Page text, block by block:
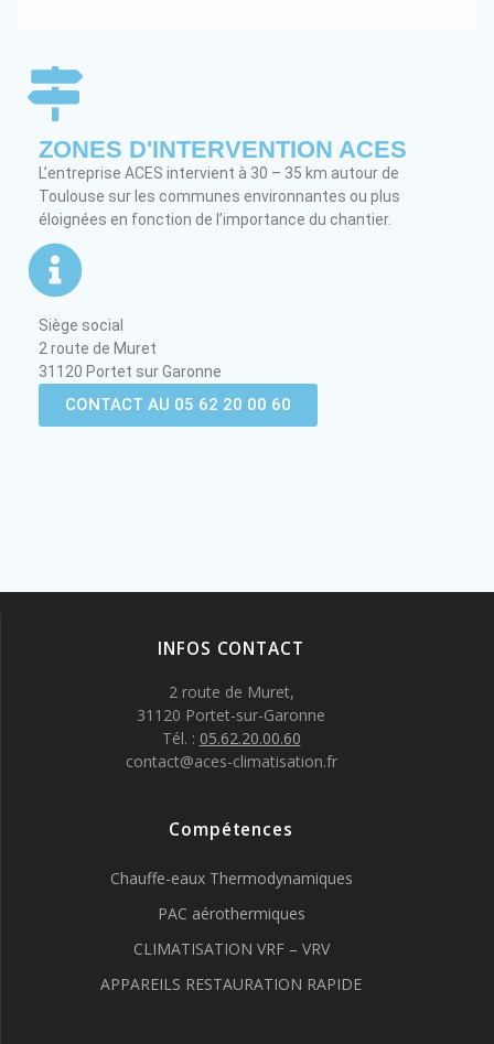
ZONES D'INTERVENTION ACES
L’entreprise ACES intervient à 30 – 35 km autour de
Toulouse sur les communes environnantes ou plus
éloignées en fonction de l’importance du chantier.
Siège social
2 route de Muret
31120 Portet sur Garonne
CONTACT AU 05 62 20 00 60
INFOS CONTACT
2 route de Muret,
31120 Portet-sur-Garonne
Tél. : 05.62.20.00.60
contact@aces-climatisation.fr
Compétences
Chauffe-eaux Thermodynamiques
PAC aérothermiques
CLIMATISATION VRF – VRV
APPAREILS RESTAURATION RAPIDE